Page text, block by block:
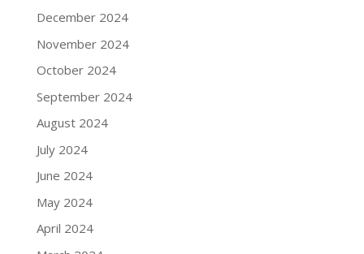
December 2024
November 2024
October 2024
September 2024
August 2024
July 2024
June 2024
May 2024
April 2024